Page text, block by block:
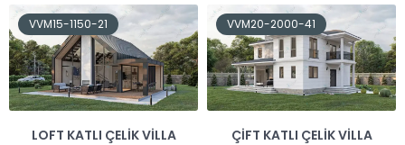
VVM15-1150-21
LOFT KATLI ÇELIK VILLA
VVM20-2000-41
ÇIFT KATLI ÇELIK VILLA